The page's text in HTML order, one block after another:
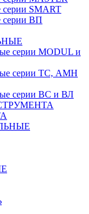
серии SMART
серии ВП
серии MODUL и
серии ТС, АМН
серии ВС и ВЛ